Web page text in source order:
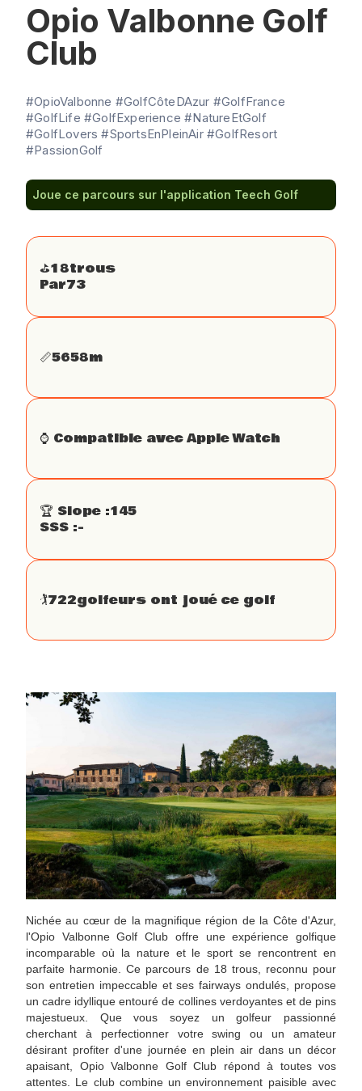
Opio Valbonne Golf
Club
#OpioValbonne #GolfCôteDAzur #GolfFrance
#GolfLife #GolfExperience #NatureEtGolf
#GolfLovers #SportsEnPleinAir #GolfResort
#PassionGolf
Joue ce parcours sur l'application Teech Golf
⛳️18trous
Par73
📏5658m
⌚️ Compatible avec Apple Watch
🏆 Slope :145
SSS :-
🏌722golfeurs ont joué ce golf
Nichée au cœur de la magnifique région de la Côte d'Azur,
l'Opio Valbonne Golf Club offre une expérience golfique
incomparable où la nature et le sport se rencontrent en
parfaite harmonie. Ce parcours de 18 trous, reconnu pour
son entretien impeccable et ses fairways ondulés, propose
un cadre idyllique entouré de collines verdoyantes et de pins
majestueux. Que vous soyez un golfeur passionné
cherchant à perfectionner votre swing ou un amateur
désirant profiter d'une journée en plein air dans un décor
apaisant, Opio Valbonne Golf Club répond à toutes vos
attentes. Le club combine un environnement paisible avec